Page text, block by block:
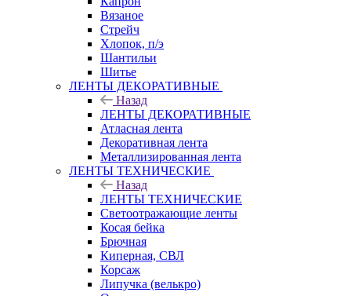
Вязаное
Стрейч
Хлопок, п/э
Шантильи
Шитье
ЛЕНТЫ ДЕКОРАТИВНЫЕ
Назад
ЛЕНТЫ ДЕКОРАТИВНЫЕ
Атласная лента
Декоративная лента
Металлизированная лента
ЛЕНТЫ ТЕХНИЧЕСКИЕ
Назад
ЛЕНТЫ ТЕХНИЧЕСКИЕ
Светоотражающие ленты
Косая бейка
Брючная
Киперная, СВЛ
Корсаж
Липучка (велькро)